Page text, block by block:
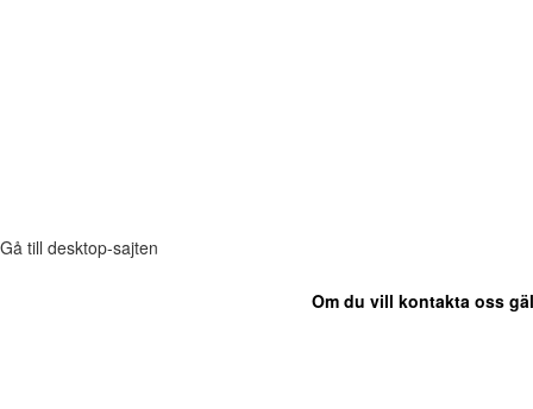
Gå till desktop-sajten
Om du vill kontakta oss